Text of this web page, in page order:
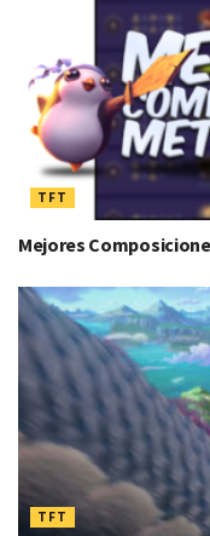
TFT
Mejores
TFT